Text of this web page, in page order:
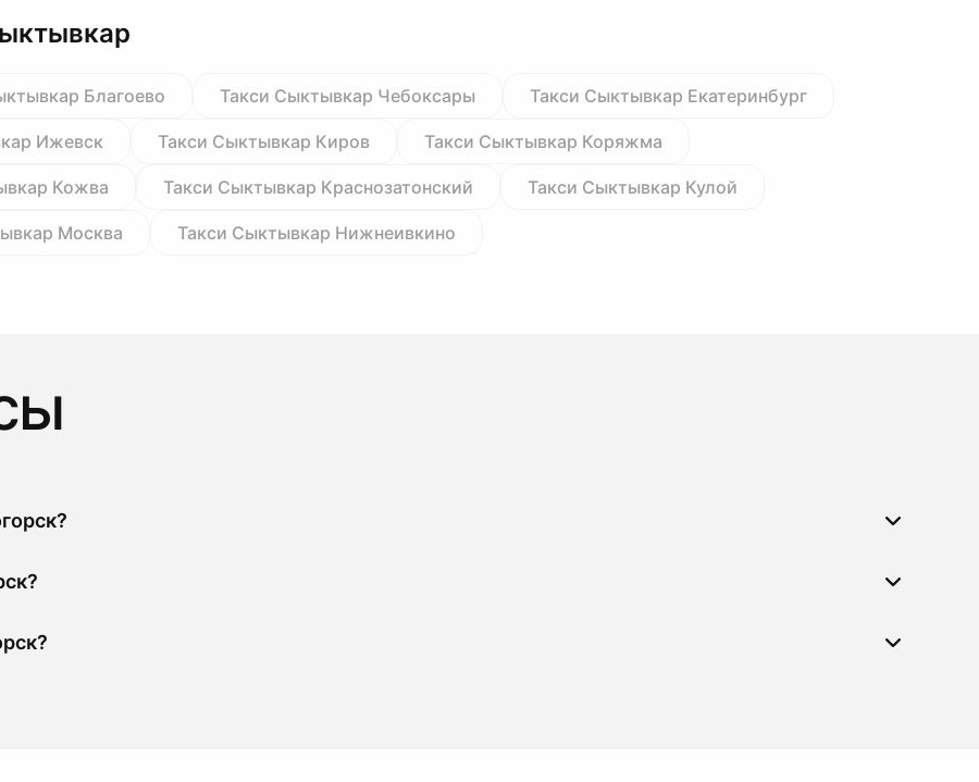
Благоево Такси Сыктывкар Чебоксары Такси Сыктывкар Екатеринбург
Ижевск Такси Сыктывкар Киров Такси Сыктывкар Коряжма
Кожва Такси Сыктывкар Краснозатонский Такси Сыктывкар Кулой
Москва Такси Сыктывкар Нижнеивкино